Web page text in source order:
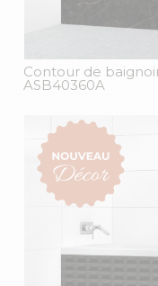
Contour de
ASB40360A